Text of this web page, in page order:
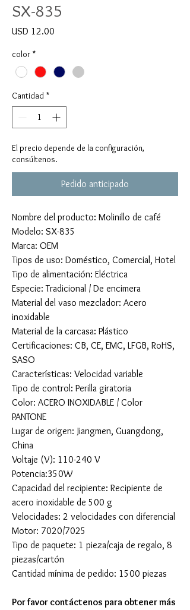
SX-835
USD 12.00
color *
Cantidad *
El precio depende de la configuración,
consúltenos.
Pedido anticipado
Nombre del producto: Molinillo de café
Modelo: SX-835
Marca: OEM
Tipos de uso: Doméstico, Comercial, Hotel
Tipo de alimentación: Eléctrica
Especie: Tradicional / De encimera
Material del vaso mezclador: Acero
inoxidable
Material de la carcasa: Plástico
Certificaciones: CB, CE, EMC, LFGB, RoHS,
SASO
Características: Velocidad variable
Tipo de control: Perilla giratoria
Color: ACERO INOXIDABLE / Color
PANTONE
Lugar de origen: Jiangmen, Guangdong,
China
Voltaje (V): 110-240 V
Potencia:350W
Capacidad del recipiente: Recipiente de
acero inoxidable de 500 g
Velocidades: 2 velocidades con diferencial
Motor: 7020/7025
Tipo de paquete: 1 pieza/caja de regalo, 8
piezas/cartón
Cantidad mínima de pedido: 1500 piezas
Por favor contáctenos para obtener más